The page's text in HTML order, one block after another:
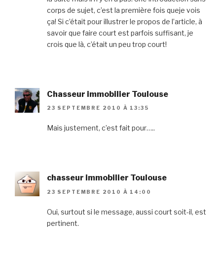
corps de sujet, c’est la première fois queje vois
ça! Si c’était pour illustrer le propos de l’article, à
savoir que faire court est parfois suffisant, je
crois que là, c’était un peu trop court!
Chasseur immobilier Toulouse
23 SEPTEMBRE 2010 À 13:35
Mais justement, c’est fait pour…..
chasseur immobilier Toulouse
23 SEPTEMBRE 2010 À 14:00
Oui, surtout si le message, aussi court soit-il, est
pertinent.